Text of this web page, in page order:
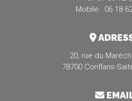
Mobile : 06 18
20, rue du
78700 Conflans-